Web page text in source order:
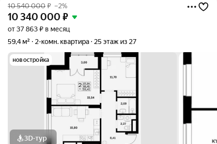
10 540 000₽ –2%
10 340 000 ₽
от 37 863 ₽ в месяц
59,4 м²
2-комн. квартира 25 этаж из 27
новостройка
3D-тур